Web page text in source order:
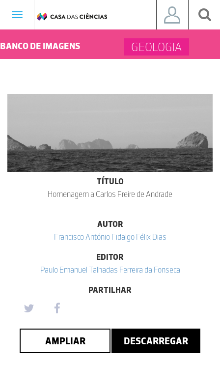
Toggle
BANCO DE IMAGENS GEOLOGIA
TÍTULO
Homenagem a Carlos Freire de Andrade
AUTOR
Francisco António Fidalgo Félix Dias
EDITOR
Paulo Emanuel Talhadas Ferreira da Fonseca
PARTILHAR
AMPLIAR DESCARREGAR